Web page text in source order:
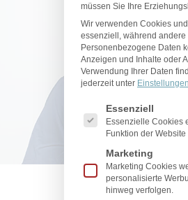
müssen Sie Ihre
Wir verwenden Cookies
essenziell, während
Personenbezogene Daten
Anzeigen und Inhalte oder
Verwendung Ihrer Daten
jederzeit unter Einstellungen
Es folgt eine Liste der
Essenziell
Essenzielle Cookies
Funktion der
Marketing
Marketing Cookies
personalisierte
hinweg verfolgen.